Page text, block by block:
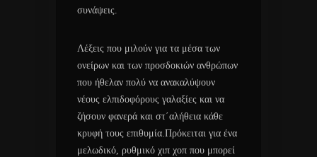
συνάψεις.
Λέξεις που μιλούν για τα μέσα των
ονείρων και των προσδοκιών ανθρώπων
που ήθελαν πολύ να ανακαλύψουν
νέους ελπιδοφόρους γαλαξίες και να
ζήσουν φανερά και στ΄αλήθεια κάθε
κρυφή τους επιθυμία.Πρόκειται για ένα
μελωδικό, ρυθμικό χιπ χοπ που μπορεί